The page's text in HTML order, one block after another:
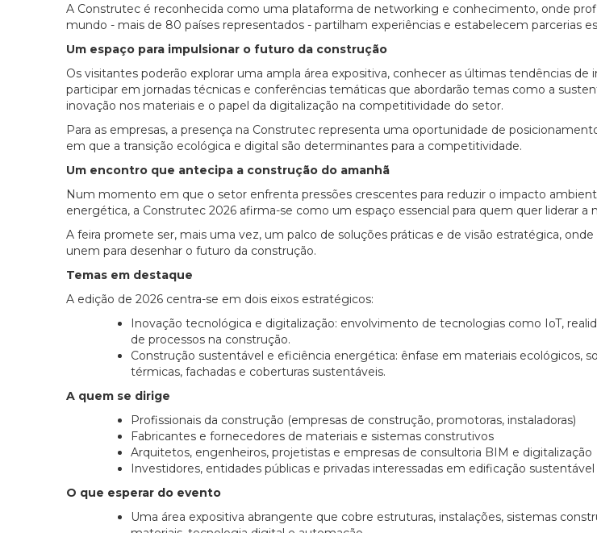
A Construtec é reconhecida como uma plataforma de networking e conhecimento, onde
mundo - mais de 80 países representados - partilham experiências e estabelecem parcerias
Um espaço para impulsionar o futuro da construção
Os visitantes poderão explorar uma ampla área expositiva, conhecer as últimas tendências de
participar em jornadas técnicas e conferências temáticas que abordarão temas como a
inovação nos materiais e o papel da digitalização na competitividade do setor.
Para as empresas, a presença na Construtec representa uma oportunidade de
em que a transição ecológica e digital são determinantes para a competitividade.
Um encontro que antecipa a construção do amanhã
Num momento em que o setor enfrenta pressões crescentes para reduzir o impacto
energética, a Construtec 2026 afirma-se como um espaço essencial para quem quer liderar a
A feira promete ser, mais uma vez, um palco de soluções práticas e de visão estratégica,
unem para desenhar o futuro da construção.
Temas em destaque
A edição de 2026 centra-se em dois eixos estratégicos:
Inovação tecnológica e digitalização: envolvimento de tecnologias como IoT,
de processos na construção.
Construção sustentável e eficiência energética: ênfase em materiais ecológicos,
térmicas, fachadas e coberturas sustentáveis.
A quem se dirige
Profissionais da construção (empresas de construção, promotoras, instaladoras)
Fabricantes e fornecedores de materiais e sistemas construtivos
Arquitetos, engenheiros, projetistas e empresas de consultoria BIM e digitalização
Investidores, entidades públicas e privadas interessadas em edificação
O que esperar do evento
Uma área expositiva abrangente que cobre estruturas, instalações, sistemas